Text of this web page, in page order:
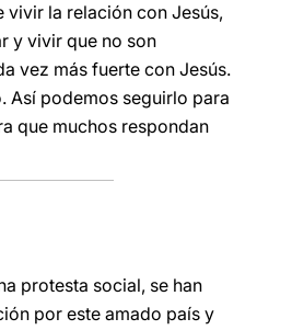
vivir la relación con Jesús,
y vivir que no son
vez más fuerte con Jesús.
Así podemos seguirlo para
que muchos respondan
protesta social, se han
por este amado país y